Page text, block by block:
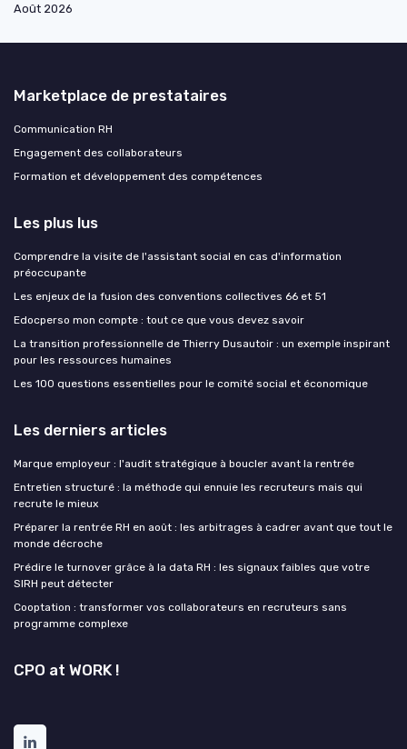
Août 2026
Marketplace de prestataires
Communication RH
Engagement des collaborateurs
Formation et développement des compétences
Les plus lus
Comprendre la visite de l'assistant social en cas d'information
préoccupante
Les enjeux de la fusion des conventions collectives 66 et 51
Edocperso mon compte : tout ce que vous devez savoir
La transition professionnelle de Thierry Dusautoir : un exemple inspirant
pour les ressources humaines
Les 100 questions essentielles pour le comité social et économique
Les derniers articles
Marque employeur : l'audit stratégique à boucler avant la rentrée
Entretien structuré : la méthode qui ennuie les recruteurs mais qui
recrute le mieux
Préparer la rentrée RH en août : les arbitrages à cadrer avant que tout le
monde décroche
Prédire le turnover grâce à la data RH : les signaux faibles que votre
SIRH peut détecter
Cooptation : transformer vos collaborateurs en recruteurs sans
programme complexe
CPO at WORK !